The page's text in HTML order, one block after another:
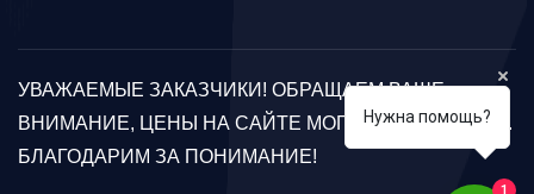
УВАЖАЕМЫЕ ЗАКАЗЧИКИ! ОБРАЩАЕМ ВАШЕ
ВНИМАНИЕ, ЦЕНЫ НА САЙТЕ МОГУТ ОТЛИЧАТЬСЯ.
БЛАГОДАРИМ ЗА ПОНИМАНИЕ!
Нужна помощь?
1